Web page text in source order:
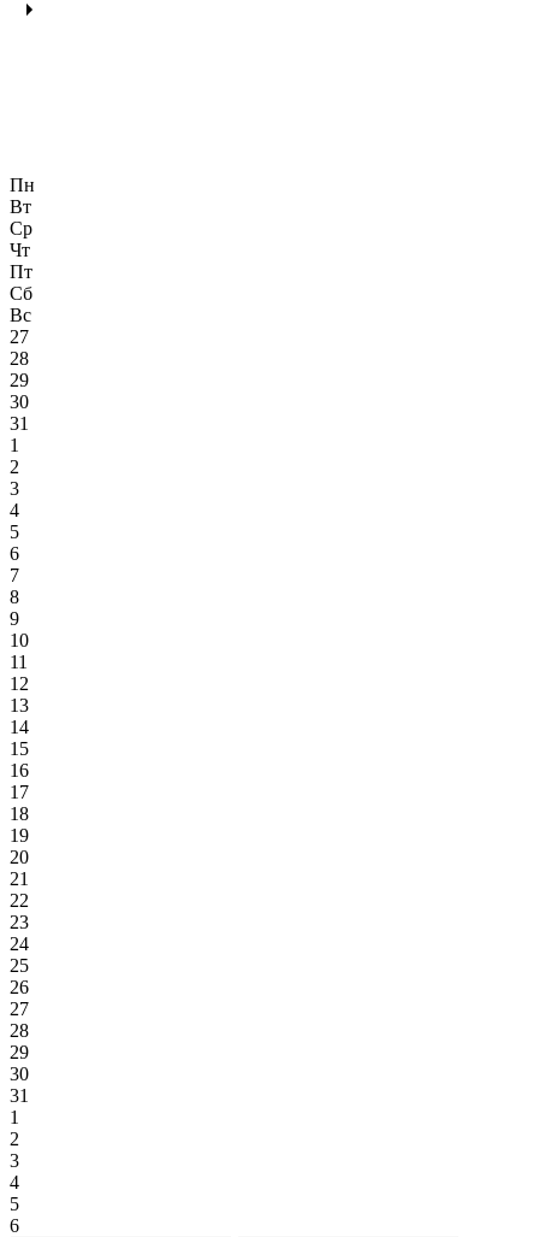
Пн
Вт
Ср
Чт
Пт
Сб
Вс
27
28
29
30
31
1
2
3
4
5
6
7
8
9
10
11
12
13
14
15
16
17
18
19
20
21
22
23
24
25
26
27
28
29
30
31
1
2
3
4
5
6